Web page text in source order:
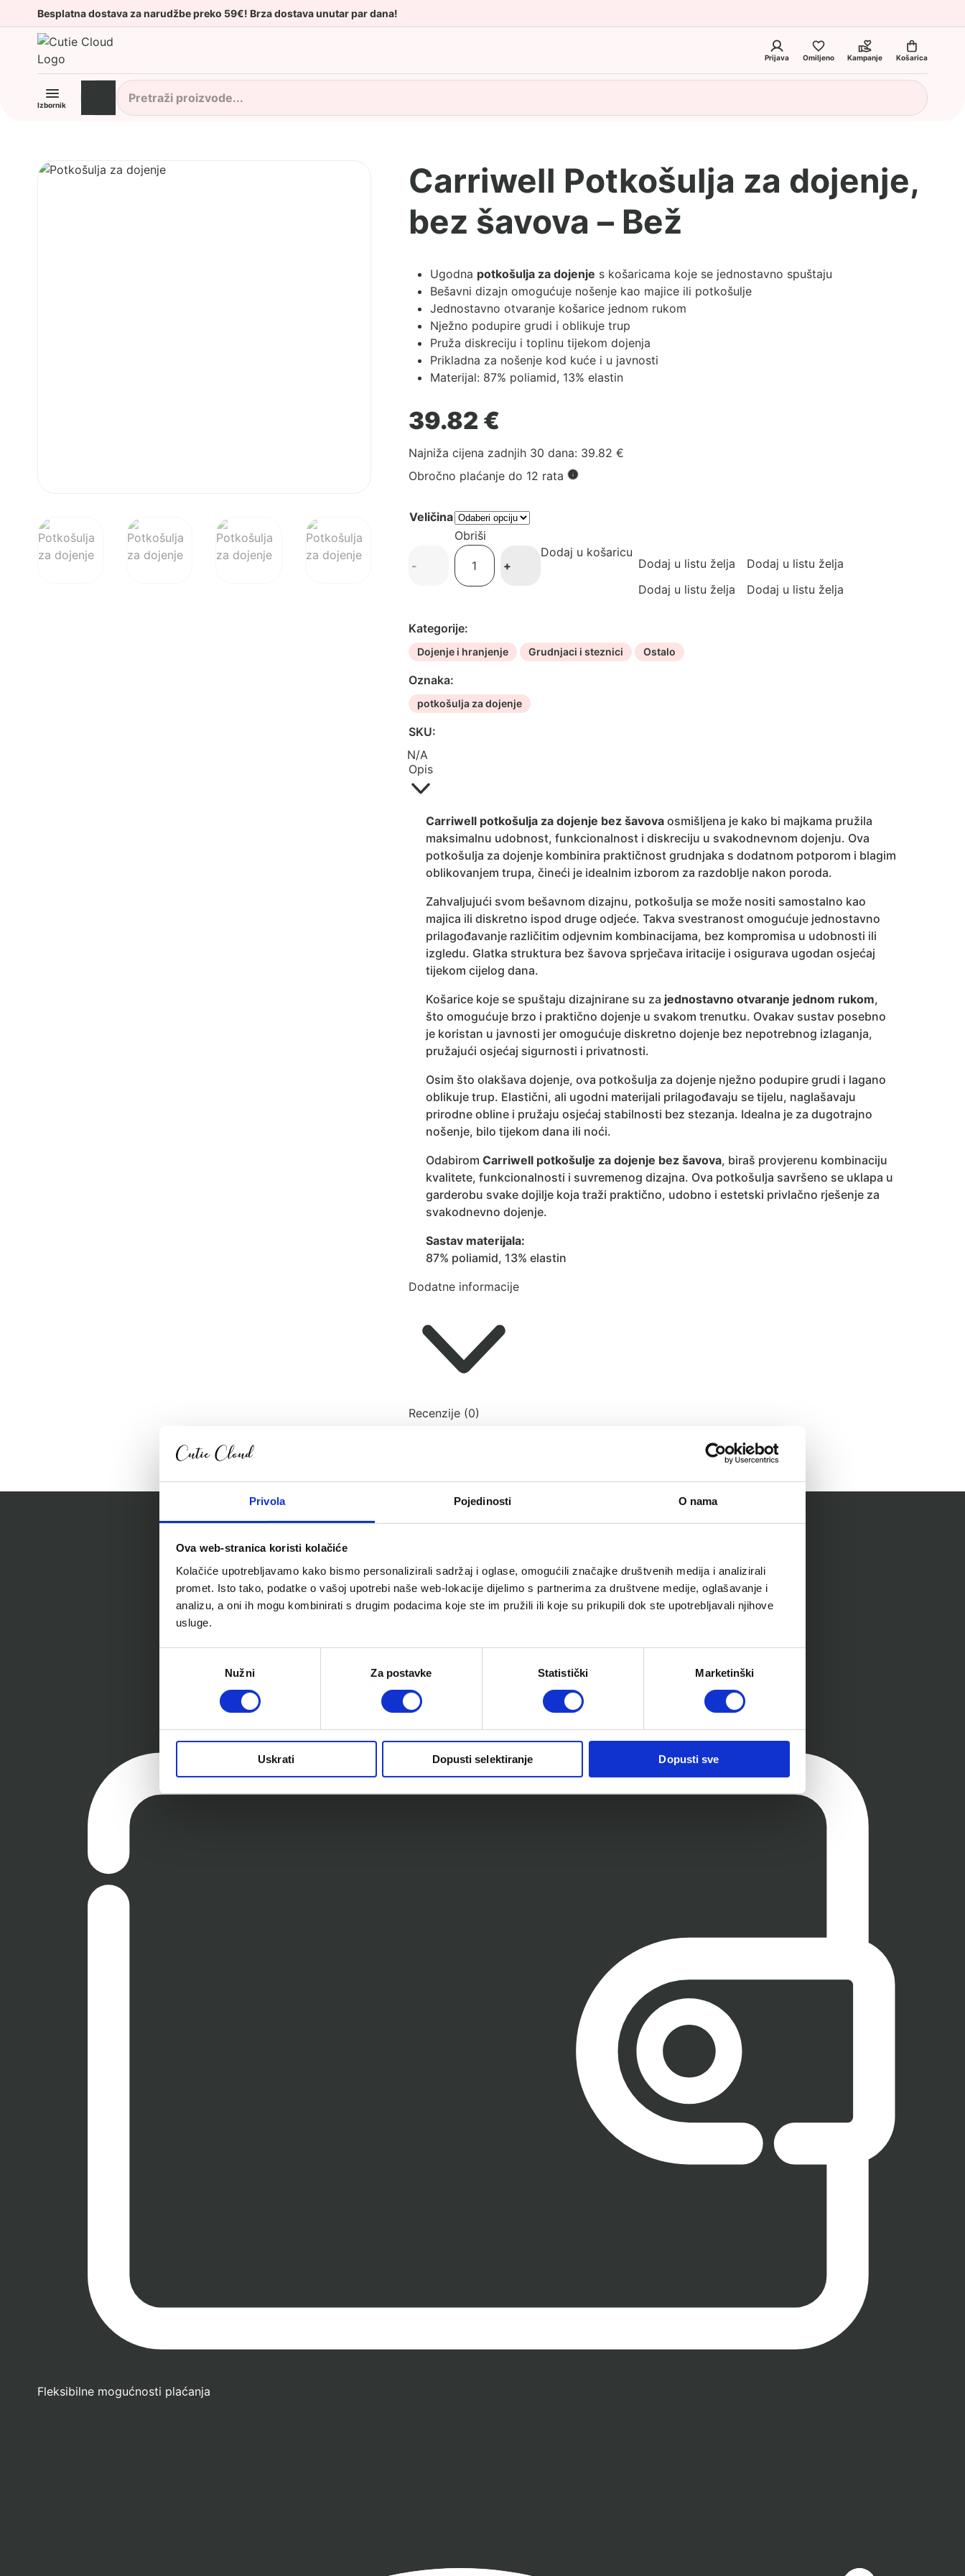
Privola Pojedinosti O nama
Ova web-stranica koristi kolačiće
Kolačiće upotrebljavamo kako bismo personalizirali sadržaj i oglase, omogućili značajke društvenih medija i analizirali
promet. Isto tako, podatke o vašoj upotrebi naše web-lokacije dijelimo s partnerima za društvene medije, oglašavanje i
analizu, a oni ih mogu kombinirati s drugim podacima koje ste im pružili ili koje su prikupili dok ste upotrebljavali njihove
usluge.
Nužni Za postavke Statistički Marketinški
Uskrati Dopusti selektiranje Dopusti sve
Besplatna dostava za narudžbe preko 59€! Brza dostava unutar par dana!
Prijava Omiljeno Kampanje Košarica
Izbornik
Carriwell Potkošulja za dojenje,
bez šavova – Bež
Ugodna potkošulja za dojenje s košaricama koje se jednostavno spuštaju
Bešavni dizajn omogućuje nošenje kao majice ili potkošulje
Jednostavno otvaranje košarice jednom rukom
Nježno podupire grudi i oblikuje trup
Pruža diskreciju i toplinu tijekom dojenja
Prikladna za nošenje kod kuće i u javnosti
Materijal: 87% poliamid, 13% elastin
39.82 €
Najniža cijena zadnjih 30 dana: 39.82 €
Obročno plaćanje do 12 rata
Veličina
Obriši
Carriwell
Potkošulja
bez
šavova
-
Bež
- +
Dodaj u košaricu
Dodaj u listu želja
Dodaj u listu želja
Dodaj u listu želja
Dodaj u listu želja
Kategorije:
Dojenje i hranjenje Grudnjaci i steznici Ostalo
Oznaka:
potkošulja za dojenje
SKU:
N/A
Opis
Carriwell potkošulja za dojenje bez šavovaosmišljena je kako bi majkama pružila
maksimalnu udobnost, funkcionalnost i diskreciju u svakodnevnom dojenju. Ova
potkošulja za dojenje kombinira praktičnost grudnjaka s dodatnom potporom i blagim
oblikovanjem trupa, čineći je idealnim izborom za razdoblje nakon poroda.
Zahvaljujući svom bešavnom dizajnu, potkošulja se može nositi samostalno kao
majica ili diskretno ispod druge odjeće. Takva svestranost omogućuje jednostavno
prilagođavanje različitim odjevnim kombinacijama, bez kompromisa u udobnosti ili
izgledu. Glatka struktura bez šavova sprječava iritacije i osigurava ugodan osjećaj
tijekom cijelog dana.
Košarice koje se spuštaju dizajnirane su za jednostavno otvaranje jednom rukom,
što omogućuje brzo i praktično dojenje u svakom trenutku. Ovakav sustav posebno
je koristan u javnosti jer omogućuje diskretno dojenje bez nepotrebnog izlaganja,
pružajući osjećaj sigurnosti i privatnosti.
Osim što olakšava dojenje, ova potkošulja za dojenje nježno podupire grudi i lagano
oblikuje trup. Elastični, ali ugodni materijali prilagođavaju se tijelu, naglašavaju
prirodne obline i pružaju osjećaj stabilnosti bez stezanja. Idealna je za dugotrajno
nošenje, bilo tijekom dana ili noći.
Odabirom Carriwellpotkošulje za dojenje bez šavova, biraš provjerenu kombinaciju
kvalitete, funkcionalnosti i suvremenog dizajna. Ova potkošulja savršeno se uklapa u
garderobu svake dojilje koja traži praktično, udobno i estetski privlačno rješenje za
svakodnevno dojenje.
Sastav materijala:
87% poliamid, 13% elastin
Dodatne informacije
Recenzije (0)
Fleksibilne mogućnosti plaćanja